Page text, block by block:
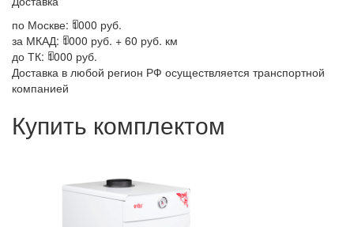
по Москве: 1000 руб.
за МКАД: 1000 руб. + 60 руб. км
до ТК: 1000 руб.
Доставка в любой регион РФ осуществляется транспортной
компанией
Купить комплектом